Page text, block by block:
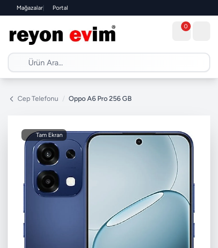
Mağazalar| Portal
0
Cep Telefonu / Oppo A6 Pro 256 GB
Tam Ekran